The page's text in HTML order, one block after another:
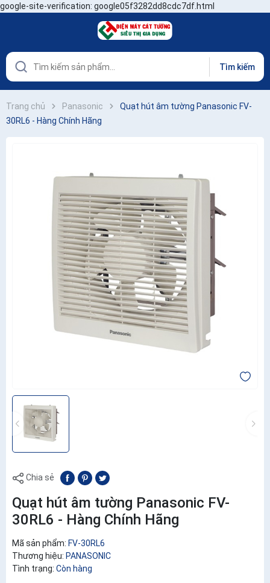
google-site-verification: google05f3282dd8cdc7df.html
Tìm kiếm
Trang chủ Panasonic
Quạt hút âm tường Panasonic FV-
30RL6 - Hàng Chính Hãng
Chia sẻ
Quạt hút âm tường Panasonic FV-
30RL6 - Hàng Chính Hãng
Mã sản phẩm: FV-30RL6
Thương hiệu: PANASONIC
Tình trạng: Còn hàng